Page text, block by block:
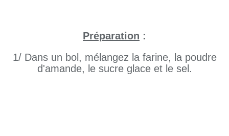
Préparation :
1/ Dans un bol, mélangez la farine, la poudre
d'amande, le sucre glace et le sel.